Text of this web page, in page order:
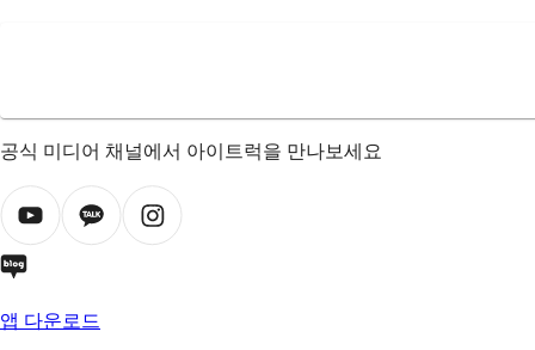
공식 미디어 채널에서 아이트럭을 만나보세요
앱 다운로드